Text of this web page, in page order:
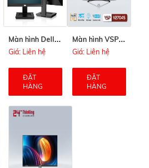
M
àn hình Dell P2210 22inch
Giá: Liên hệ
ĐẶT
HÀNG
M
àn hình VSP 27inch V2704S
Giá: Liên hệ
ĐẶT
HÀNG